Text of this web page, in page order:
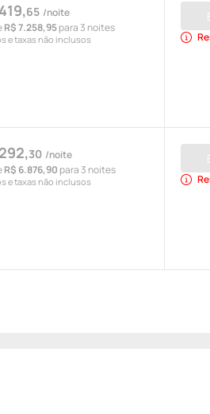
65 /noite
R$ 7.258,95para 3 noites
e taxas não inclusos
30 /noite
R$ 6.876,90 para 3 noites
e taxas não inclusos